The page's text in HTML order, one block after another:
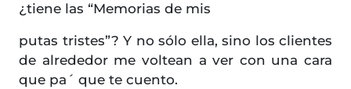
¿tiene las “Memorias de mis
putas tristes”? Y no sólo ella, sino los clientes
de alrededor me voltean a ver con una cara
que pa´ que te cuento.